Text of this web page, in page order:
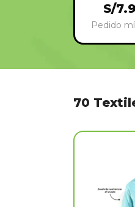
S/
Pedido
70